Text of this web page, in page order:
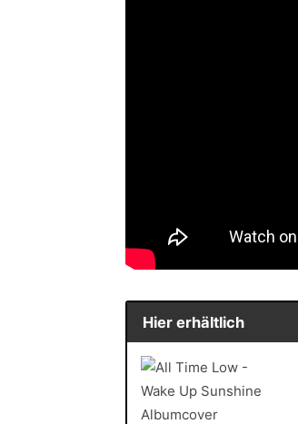
Hier erhältlich